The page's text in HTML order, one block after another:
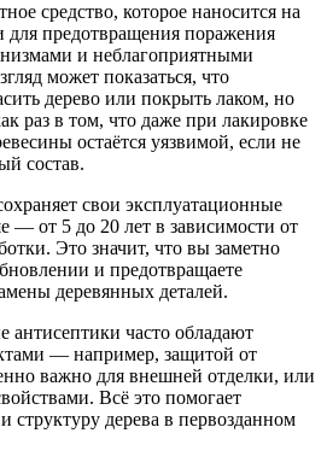
средство, которое наносится на
для предотвращения поражения
и неблагоприятными
может показаться, что
дерево или покрыть лаком, но
раз в том, что даже при лакировке
остаётся уязвимой, если не
состав.
свои эксплуатационные
— от 5 до 20 лет в зависимости от
Это значит, что вы заметно
и предотвращаете
деревянных деталей.
антисептики часто обладают
— например, защитой от
важно для внешней отделки, или
Всё это помогает
структуру дерева в первозданном